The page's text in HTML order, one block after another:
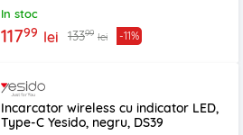
In stoc
11799 lei 13399 lei -11%
Incarcator wireless cu indicator LED,
Type-C Yesido, negru, DS39